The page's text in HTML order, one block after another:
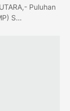
Puluhan
S…